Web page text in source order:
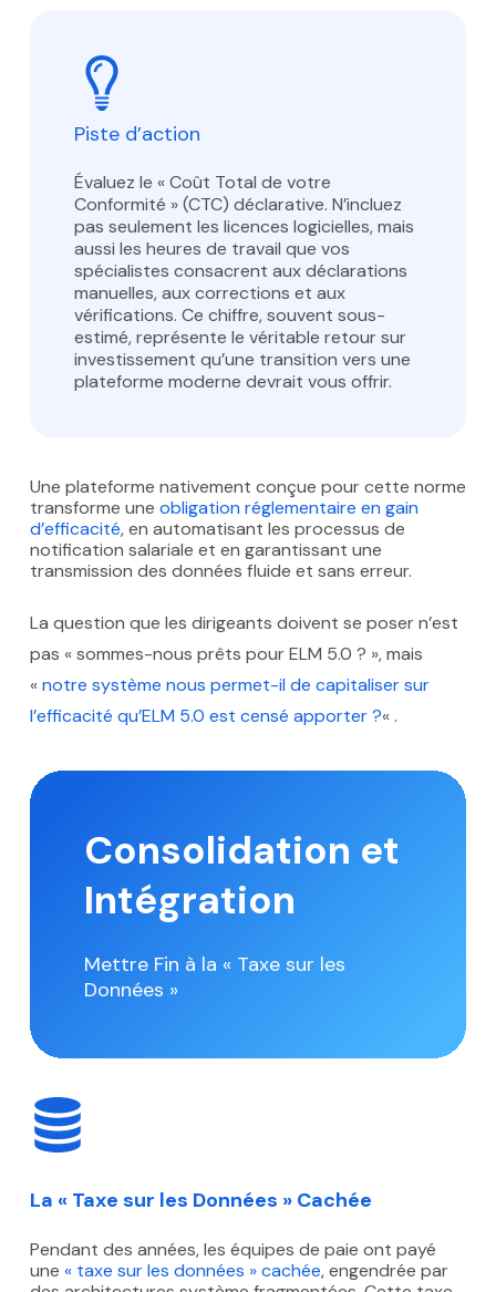
Piste d’action
Évaluez le « Coût Total de votre
Conformité » (CTC) déclarative. N’incluez
pas seulement les licences logicielles, mais
aussi les heures de travail que vos
spécialistes consacrent aux déclarations
manuelles, aux corrections et aux
vérifications. Ce chiffre, souvent sous-
estimé, représente le véritable retour sur
investissement qu’une transition vers une
plateforme moderne devrait vous offrir.
Une plateforme nativement conçue pour cette norme
transforme une obligation réglementaire en gain
d’efficacité, en automatisant les processus de
notification salariale et en garantissant une
transmission des données fluide et sans erreur.
La question que les dirigeants doivent se poser n’est
pas « sommes-nous prêts pour ELM 5.0 ? », mais
«notre système nous permet-il de capitaliser sur
l’efficacité qu’ELM 5.0 est censé apporter ?« .
Consolidation et
Intégration
Mettre Fin à la « Taxe sur les
Données »
La « Taxe sur les Données » Cachée
Pendant des années, les équipes de paie ont payé
une « taxe sur les données » cachée, engendrée par